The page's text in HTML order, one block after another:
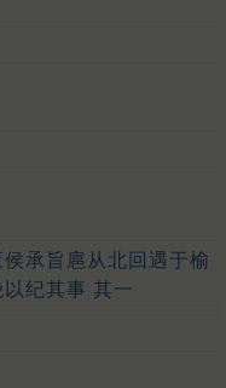
承旨扈从北回遇于榆
纪其事 其一